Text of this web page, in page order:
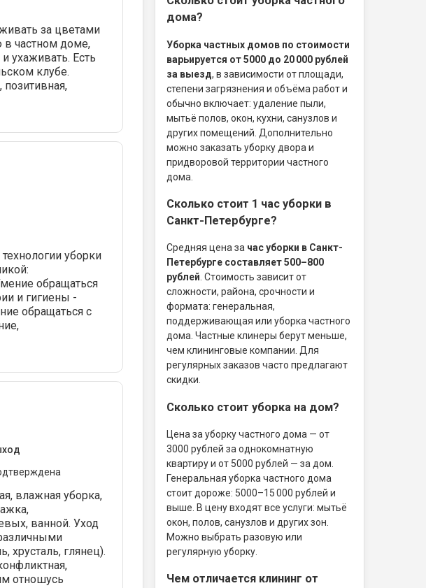
за цветами
в частном доме,
ухаживать. Есть
клубе.
уборки
обращаться
и гигиены -
обращаться с
влажная уборка,
ванной. Уход
хрусталь, глянец).
отношусь
дома?
Уборка частных домов по стоимости
варьируется от 5000 до 20 000 рублей
за выезд, в зависимости от площади,
степени загрязнения и объёма работ и
обычно включает: удаление пыли,
мытьё полов, окон, кухни, санузлов и
других помещений. Дополнительно
можно заказать уборку двора и
придворовой территории частного
дома.
Сколько стоит 1 час уборки в
Санкт-Петербурге?
Средняя цена за час уборки в Санкт-
Петербурге составляет 500–800
рублей. Стоимость зависит от
сложности, района, срочности и
формата: генеральная,
поддерживающая или уборка частного
дома. Частные клинеры берут меньше,
чем клининговые компании. Для
регулярных заказов часто предлагают
скидки.
Сколько стоит уборка на дом?
Цена за уборку частного дома — от
3000 рублей за однокомнатную
квартиру и от 5000 рублей — за дом.
Генеральная уборка частного дома
стоит дороже: 5000–15 000 рублей и
выше. В цену входят все услуги: мытьё
окон, полов, санузлов и других зон.
Можно выбрать разовую или
регулярную уборку.
Чем отличается клининг от